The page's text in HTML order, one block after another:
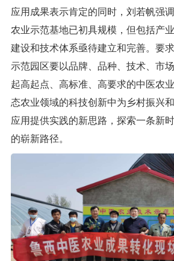
应用成果表示肯定的同时， 刘若帆强
农业示范基地已初具规模，但包括产
建设和技术体系亟待建立和完善。要
示范园区要以品牌、品种、技术、市
起高起点、高标准、高要求的中医农
态农业领域的科技创新中为乡村振兴
应用提供实践的新思路，探索一条新
的崭新路径。